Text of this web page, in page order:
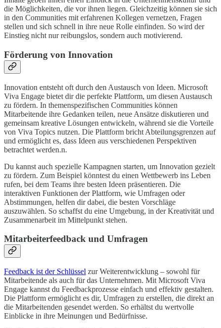
die Möglichkeiten, die vor ihnen liegen. Gleichzeitig können sie sich
in den Communities mit erfahrenen Kollegen vernetzen, Fragen
stellen und sich schnell in ihre neue Rolle einfinden. So wird der
Einstieg nicht nur reibungslos, sondern auch motivierend.
Förderung von Innovation
Innovation entsteht oft durch den Austausch von Ideen. Microsoft
Viva Engage bietet dir die perfekte Plattform, um diesen Austausch
zu fördern. In themenspezifischen Communities können
Mitarbeitende ihre Gedanken teilen, neue Ansätze diskutieren und
gemeinsam kreative Lösungen entwickeln, während sie die Vorteile
von Viva Topics nutzen. Die Plattform bricht Abteilungsgrenzen auf
und ermöglicht es, dass Ideen aus verschiedenen Perspektiven
betrachtet werden.n.
Du kannst auch spezielle Kampagnen starten, um Innovation gezielt
zu fördern. Zum Beispiel könntest du einen Wettbewerb ins Leben
rufen, bei dem Teams ihre besten Ideen präsentieren. Die
interaktiven Funktionen der Plattform, wie Umfragen oder
Abstimmungen, helfen dir dabei, die besten Vorschläge
auszuwählen. So schaffst du eine Umgebung, in der Kreativität und
Zusammenarbeit im Mittelpunkt stehen.
Mitarbeiterfeedback und Umfragen
Feedback ist der Schlüssel zur Weiterentwicklung – sowohl für
Mitarbeitende als auch für das Unternehmen. Mit Microsoft Viva
Engage kannst du Feedbackprozesse einfach und effektiv gestalten.
Die Plattform ermöglicht es dir, Umfragen zu erstellen, die direkt an
die Mitarbeitenden gesendet werden. So erhältst du wertvolle
Einblicke in ihre Meinungen und Bedürfnisse.